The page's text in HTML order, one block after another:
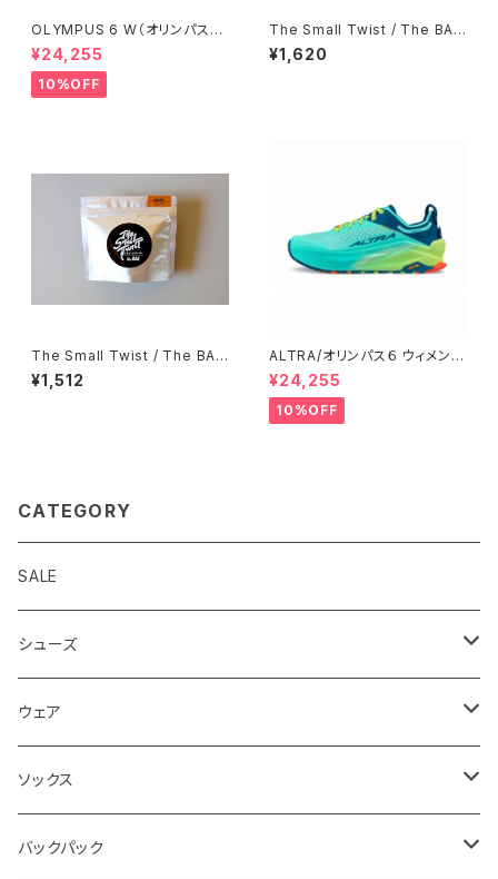
OLYMPUS 6 W（オリンパス
6）ウィメンズ Red/Orange
¥24,255
10%OFF
The Small Twist / The BAG
- Yatsugatake Salmon Coc
onut Risotto 季節限定商品
¥1,620
The Small Twist / The BAG
Keema Rich
¥1,512
ALTRA/オリンパス６ ウィメンズ
TEAL
¥24,255
10%OFF
CATEGORY
SALE
シューズ
ロード
メンズ
レディス
トレイル
メンズ
キッズ
ウェア
Teton Bros.
Static
ソックス
Milestone
バックパック